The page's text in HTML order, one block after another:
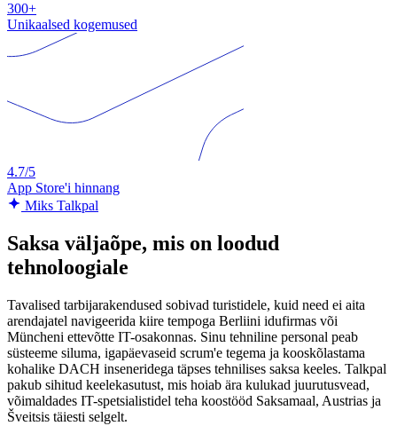
300+
Unikaalsed kogemused
4.7/5
App Store'i hinnang
Miks Talkpal
Saksa väljaõpe, mis on loodud
tehnoloogiale
Tavalised tarbijarakendused sobivad turistidele, kuid need ei aita
arendajatel navigeerida kiire tempoga Berliini idufirmas või
Müncheni ettevõtte IT-osakonnas. Sinu tehniline personal peab
süsteeme siluma, igapäevaseid scrum'e tegema ja kooskõlastama
kohalike DACH inseneridega täpses tehnilises saksa keeles. Talkpal
pakub sihitud keelekasutust, mis hoiab ära kulukad juurutusvead,
võimaldades IT-spetsialistidel teha koostööd Saksamaal, Austrias ja
Šveitsis täiesti selgelt.